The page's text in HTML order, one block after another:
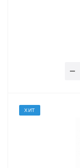
ХИТ